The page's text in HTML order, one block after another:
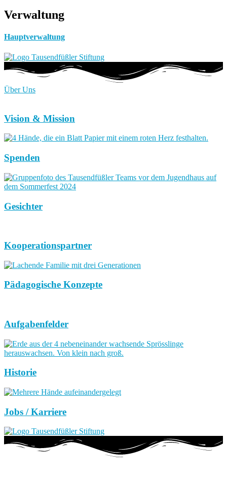
Verwaltung
Hauptverwaltung
Über Uns
Vision & Mission
Spenden
Gesichter
Kooperationspartner
Pädagogische Konzepte
Aufgabenfelder
Historie
Jobs / Karriere